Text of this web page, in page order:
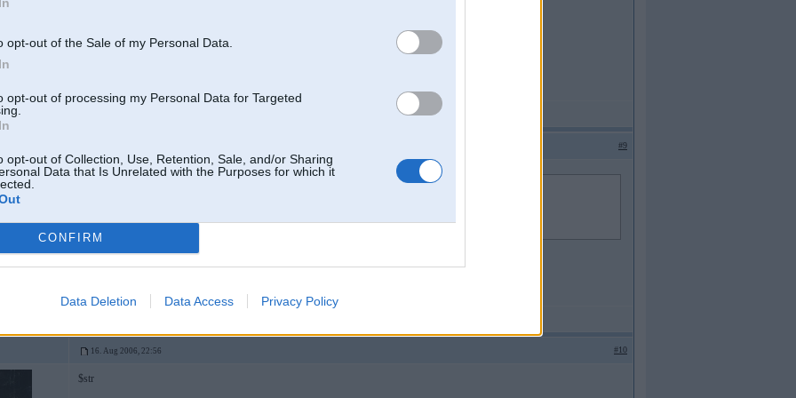
opt-out of the Sale of my Personal Data.
opt-out of processing my Personal Data for Targeted
opt-out of Collection, Use, Retention, Sale, and/or Sharing
Data that Is Unrelated with the Purposes for which it
CONFIRM
Data Deletion Data Access Privacy Policy
#9
Kaa izraadaas, M diski savu kraasu ieguust iipashaa tehnologjijaa
16. Aug 2006, 22:56 #10
$str